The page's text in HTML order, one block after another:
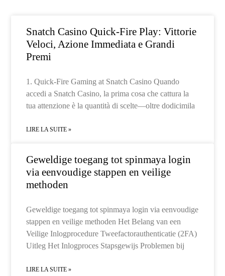
Snatch Casino Quick‑Fire Play: Vittorie
Veloci, Azione Immediata e Grandi
Premi
1. Quick‑Fire Gaming at Snatch Casino Quando
accedi a Snatch Casino, la prima cosa che cattura la
tua attenzione è la quantità di scelte—oltre dodicimila
LIRE LA SUITE »
Geweldige toegang tot spinmaya login
via eenvoudige stappen en veilige
methoden
Geweldige toegang tot spinmaya login via eenvoudige
stappen en veilige methoden Het Belang van een
Veilige Inlogprocedure Tweefactorauthenticatie (2FA)
Uitleg Het Inlogproces Stapsgewijs Problemen bij
LIRE LA SUITE »